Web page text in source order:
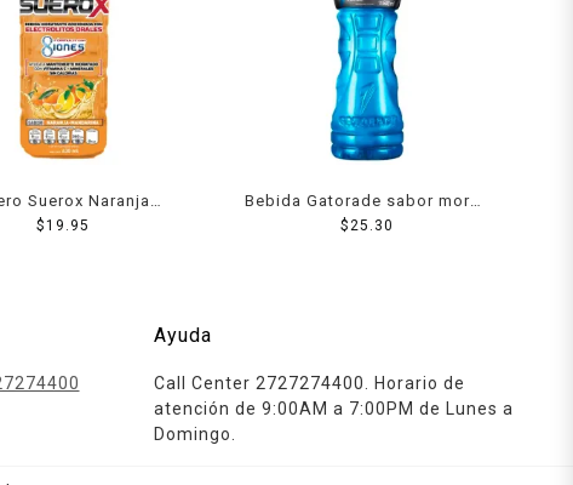
Suerox Naranja
Mandarina 630 Ml
$19.95
Bebida Gatorade sabor moras
600 ml
$ 25.30
Ayuda
Call Center 2727274400. Horario de
atención de 9:00AM a 7:00PM de Lunes a
Domingo.